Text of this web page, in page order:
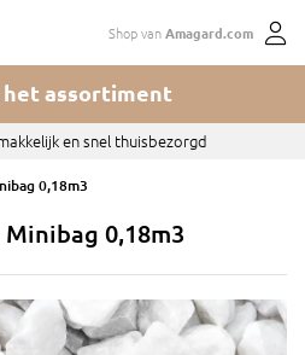
Shop vanAmagard.com
het assortiment
en snel thuisbezorgd
0,18m3
0,18m3